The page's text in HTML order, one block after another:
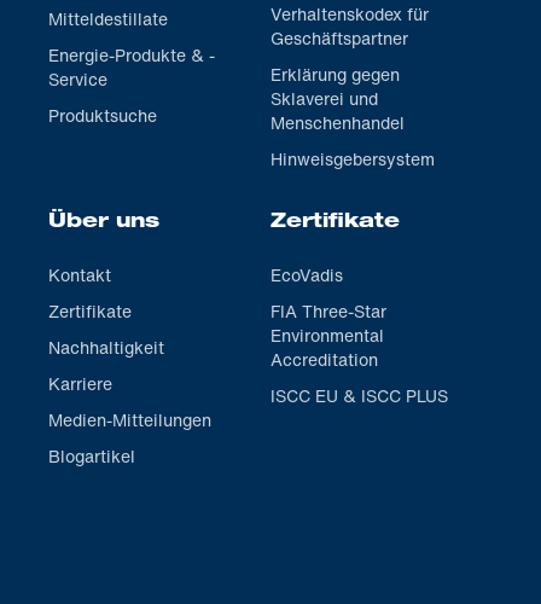
Mitteldestillate
Energie-Produkte & -
Service
Produktsuche
Verhaltenskodex für
Geschäftspartner
Erklärung gegen
Sklaverei und
Menschenhandel
Hinweisgebersystem
Über uns
Kontakt
Zertifikate
Nachhaltigkeit
Karriere
Medien-Mitteilungen
Blogartikel
Zertifikate
EcoVadis
FIA Three-Star
Environmental
Accreditation
ISCC EU & ISCC PLUS